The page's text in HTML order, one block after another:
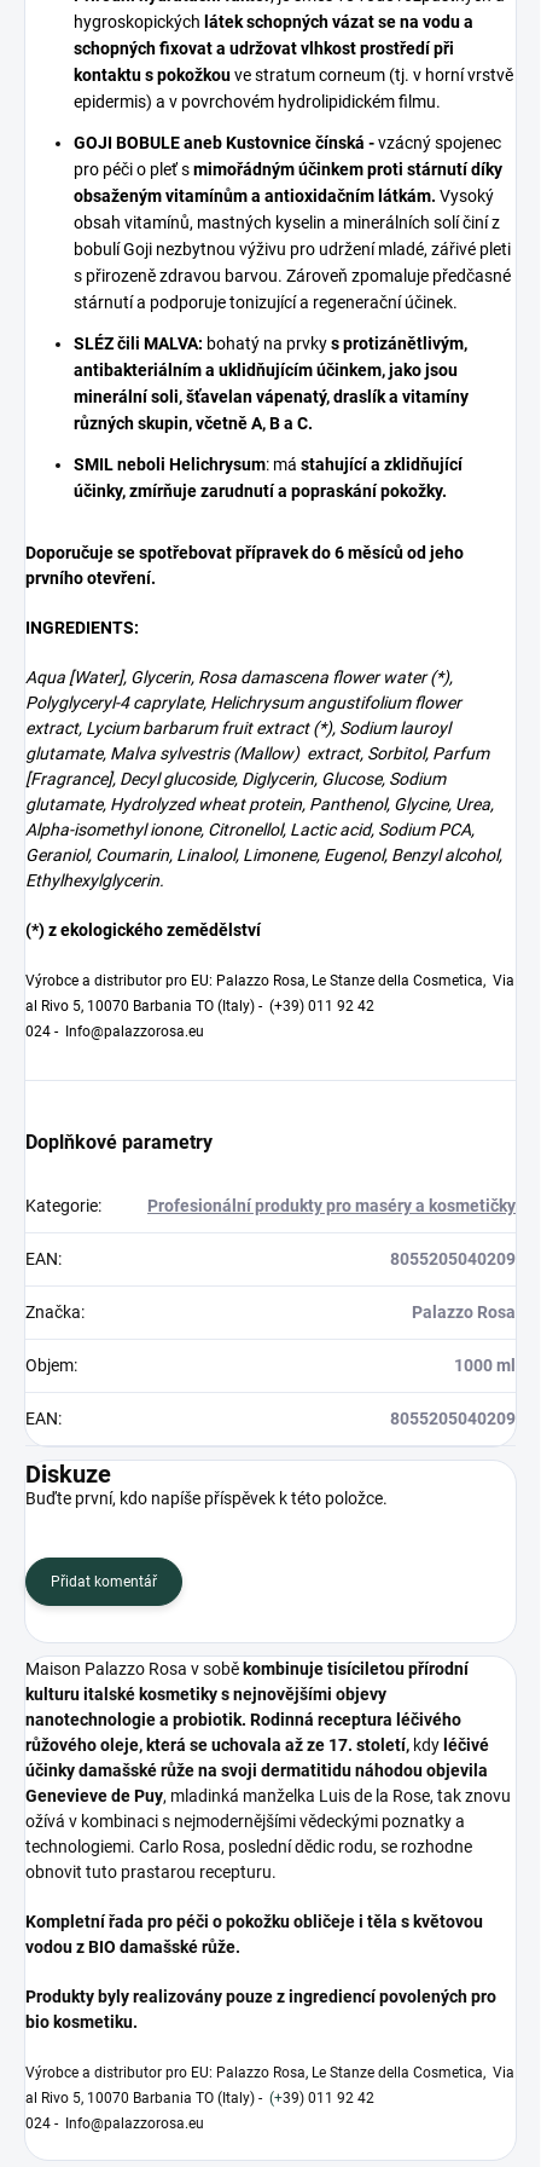
hygroskopických látek schopných vázat se na vodu a
schopných fixovat a udržovat vlhkost prostředí při
kontaktu s pokožkouve stratum corneum (tj. v horní vrstvě
epidermis) a v povrchovém hydrolipidickém filmu.
GOJI BOBULE aneb Kustovnice čínská -vzácný spojenec
pro péči o pleť smimořádným účinkem proti stárnutí díky
obsaženým vitamínům a antioxidačním látkám. Vysoký
obsah vitamínů, mastných kyselin a minerálních solí činí z
bobulí Goji nezbytnou výživu pro udržení mladé, zářivé pleti
s přirozeně zdravou barvou. Zároveň zpomaluje předčasné
stárnutí a podporuje tonizující a regenerační účinek.
SLÉZ čili MALVA: bohatý na prvkys protizánětlivým,
antibakteriálním a uklidňujícím účinkem, jako jsou
minerální soli, šťavelan vápenatý, draslík a vitamíny
různých skupin, včetně A, B a C.
SMIL neboli Helichrysum: má stahující a zklidňující
účinky, zmírňuje zarudnutí a popraskání pokožky.
Doporučuje se spotřebovat přípravek do 6 měsíců od jeho
prvního otevření.
INGREDIENTS:
Aqua [Water], Glycerin, Rosa damascena flower water (*),
Polyglyceryl-4 caprylate, Helichrysum angustifolium flower
extract, Lycium barbarum fruit extract (*), Sodium lauroyl
glutamate, Malva sylvestris (Mallow) extract, Sorbitol, Parfum
[Fragrance], Decyl glucoside, Diglycerin, Glucose, Sodium
glutamate, Hydrolyzed wheat protein, Panthenol, Glycine, Urea,
Alpha-isomethyl ionone, Citronellol, Lactic acid, Sodium PCA,
Geraniol, Coumarin, Linalool, Limonene, Eugenol, Benzyl alcohol,
Ethylhexylglycerin.
(*) z ekologického zemědělství
Výrobce a distributor pro EU: Palazzo Rosa, Le Stanze della Cosmetica, Via
al Rivo 5, 10070 Barbania TO (Italy) - (+39) 011 92 42
024 - Info@palazzorosa.eu
Doplňkové parametry
Kategorie: Profesionální produkty pro maséry a kosmetičky
EAN: 8055205040209
Značka: Palazzo Rosa
Objem: 1000 ml
EAN: 8055205040209
Diskuze
Buďte první, kdo napíše příspěvek k této položce.
Přidat komentář
Maison Palazzo Rosa v sobě kombinuje tisíciletou přírodní
kulturu italské kosmetiky s nejnovějšími objevy
nanotechnologie a probiotik. Rodinná receptura léčivého
růžového oleje, která se uchovala až ze 17. století, kdy léčivé
účinky damašské růže na svoji dermatitidu náhodou objevila
Genevieve de Puy, mladinká manželka Luis de la Rose, tak znovu
ožívá v kombinaci s nejmodernějšími vědeckými poznatky a
technologiemi. Carlo Rosa, poslední dědic rodu, se rozhodne
obnovit tuto prastarou recepturu.
Kompletní řada pro péči o pokožku obličeje i těla s květovou
vodou z BIO damašské růže.
Produkty byly realizovány pouze z ingrediencí povolených pro
bio kosmetiku.
Výrobce a distributor pro EU: Palazzo Rosa, Le Stanze della Cosmetica, Via
al Rivo 5, 10070 Barbania TO (Italy) - (+39) 011 92 42
024 - Info@palazzorosa.eu